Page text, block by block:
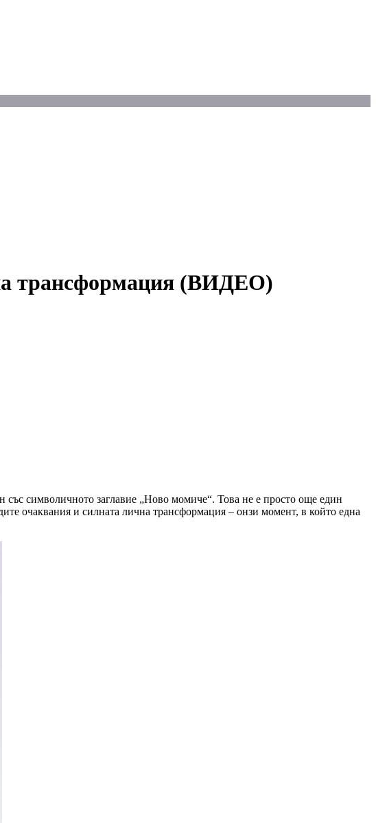
трансформация (ВИДЕО)
символичното заглавие „Ново момиче“. Това не е просто още един
очаквания и силната лична трансформация – онзи момент, в който една